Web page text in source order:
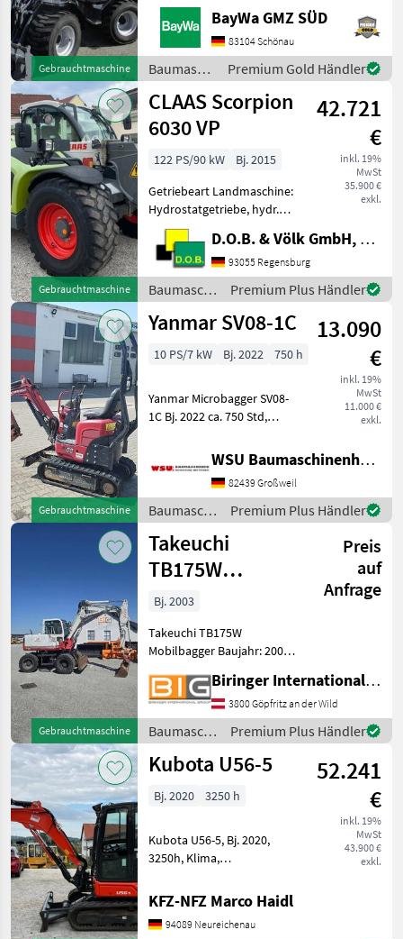
Gebrauchtmaschine
ARBEITSSCHEINWERFER
VORNE1X
HECKGEWICHTSPLATTE 62
KG1X
HYDRAULIKKREISLAUF
DPPPEL31X15.50-15
SKIDDATENBESCHEINIGUNG
BRD 20 KMDRUCKFREIER
BayWa GMZ SÜD
83104 Schönau
Baumaschinen
/ Sonstige
Premium Gold Händler
Gebrauchtmaschine
CLAAS Scorpion
6030 VP
42.721
€
inkl. 19%
MwSt
35.900 €
exkl.
122 PS/90 kW
Bj. 2015
Getriebeart Landmaschine:
Hydrostatgetriebe, hydr.
Werkzeugverriegelung, Art
der Lenkung: 4-Rad,
Sperrdiff. vorne Verkauft
wird ein gebrauchter Claas
6030 Varipower Tel
D.O.B. & Völk GmbH, Filiale Regensburg
93055 Regensburg
Baumaschinen
/ Claas
Premium Plus Händler
Gebrauchtmaschine
Yanmar SV08-1C
13.090
€
inkl. 19%
MwSt
11.000 €
exkl.
10 PS/7 kW Bj. 2022 750 h
Yanmar Microbagger SV08-
1C Bj. 2022 ca. 750 Std,
(ausweisbar) Finanzierung
und Lieferung
Deutschlandweit möglich!
Mieten ab 67, - € Be
WSU Baumaschinenhandel u. Gerätevermietung GmbH
82439 Großweil
Baumaschinen
/ Yanmar
Premium Plus Händler
Gebrauchtmaschine
Takeuchi
TB175W
Mobilbagger
Preis
auf
Anfrage
Bj. 2003
Takeuchi TB175W
Mobilbagger Baujahr: 2003
Eigengewicht: ca.8130 Kg
Mit österreichischen
Papieren und CE
Konformitätserklärung
Baumaschinen Mobilbagge
Biringer International GmbH
3800 Göpfritz an der Wild
Baumaschinen
/ Takeuchi
Premium Plus Händler
Kubota U56-5
52.241
€
inkl. 19%
MwSt
43.900 €
exkl.
Bj. 2020 3250 h
Kubota U56-5, Bj. 2020,
3250h, Klima,
mit HS03,
Grabenräumlöffel, Ketten
90% Baumaschinen
KFZ-NFZ Marco Haidl
94089 Neureichenau